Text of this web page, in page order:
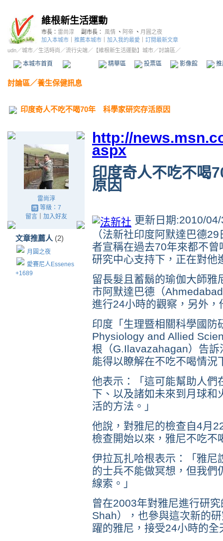
維根新生活運動
市長： 雷尚淳 副市長： 風情 、 阿帝 、 月圓之夜
加入本城市
推薦本城市 加入我的最愛
訂閱最新文章
udn／城市／生活時尚 ／流行尖端／ 【維根新生活運動】城市／討論區／
本城市首頁 精華區 投票區 影像館
討論區／養生保健訊息
印度奇人不吃不喝70年 科學家研究存活原因
雷尚淳
等級：7
留言｜ 加入好友
文章推薦人 (2)
月圓之夜
愛賽尼人Essenes
+1689
http://
aspx
印度奇人不吃不喝
原因
更新日期:2010/
（法新社印度阿默達巴德
者宣稱在過去70年來都不
研究中心支持下，正在對他
留長髮且蓄鬍的瑜伽大師
市阿默達巴德（
進行24小時的觀察，另外
印度「生理暨相關科學國
Physiology and Allied
根（G.Ilavazahagan）告
能得以瞭解在不吃不喝情況
他表示：「這可能幫助人們
下、以及諸如未來到月球和
活的方法。」
他說，對雅尼的檢查自4月
檢查開始以來，雅尼不吃不
伊拉瓦扎哈根表示：「雅尼
的士兵不能做冥想，但我們
線索。」
曾在2003年對雅尼進行研
Shah），也參與這次新的
躍的雅尼，接受24小時的全